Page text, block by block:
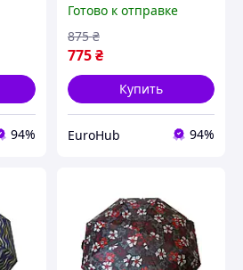
94%
карбоновых спиц
Темно -Синий
Готово к отправке
775₴
875 ₴
Купить
EuroHub 94%